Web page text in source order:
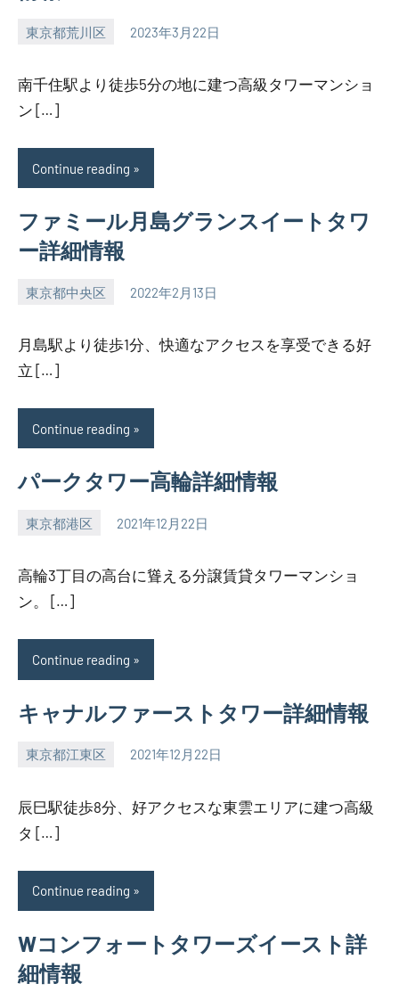
東京都荒川区 2023年3月22日
SEZIMO
南千住駅より徒歩5分の地に建つ高級タワーマンショ
ン […]
Continue reading
ファミール月島グランスイートタワ
ー詳細情報
東京都中央区 2022年2月13日
SEZIMO
月島駅より徒歩1分、快適なアクセスを享受できる好
立 […]
Continue reading
パークタワー高輪詳細情報
東京都港区 2021年12月22日
SEZIMO
高輪3丁目の高台に聳える分譲賃貸タワーマンショ
ン。 […]
Continue reading
キャナルファーストタワー詳細情報
東京都江東区 2021年12月22日
SEZIMO
辰巳駅徒歩8分、好アクセスな東雲エリアに建つ高級
タ […]
Continue reading
Wコンフォートタワーズイースト詳
細情報